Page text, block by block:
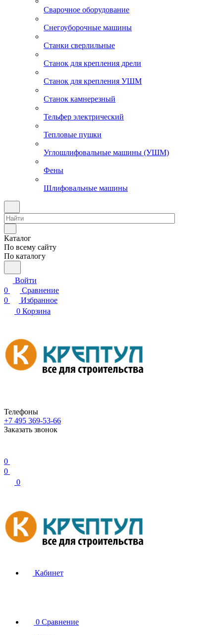
Сварочное оборудование
Снегоуборочные машины
Станки сверлильные
Станок для крепления дрели
Станок для крепления УШМ
Станок камнерезный
Тельфер электрический
Тепловые пушки
Углошлифовальные машины (УШМ)
Фены
Шлифовальные машины
Каталог
По всему сайту
По каталогу
Войти
0
Сравнение
0
Избранное
0 Корзина
Телефоны
+7 495 369-53-66
Заказать звонок
0
0
0
Кабинет
0 Сравнение